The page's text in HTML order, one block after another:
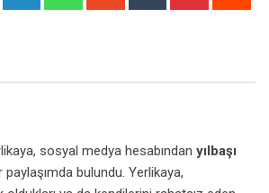
sosyal medya hesabından yılbaşı
paylaşımda bulundu. Yerlikaya,